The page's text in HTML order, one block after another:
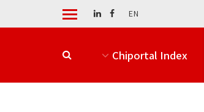
EN
Chiportal Index